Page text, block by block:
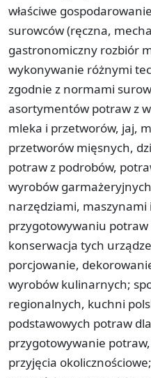
właściwe
surowców (ręczna,
gastronomiczny rozbiór
wykonywanie różnymi
zgodnie z normami
asortymentów potraw z
mleka i przetworów, jaj,
przetworów mięsnych,
potraw z podrobów,
wyrobów
narzędziami,
przygotowywaniu potraw
konserwacja tych
porcjowanie,
wyrobów kulinarnych;
regionalnych, kuchni
podstawowych potraw
przygotowywanie
przyjęcia